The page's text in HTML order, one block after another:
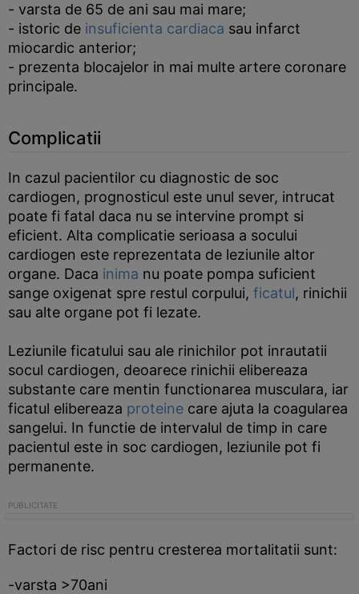
- varsta de 65 de ani sau mai mare;
- istoric de insuficienta cardiaca sau infarct
miocardic anterior;
- prezenta blocajelor in mai multe artere coronare
principale.
Complicatii
In cazul pacientilor cu diagnostic de soc
cardiogen, prognosticul este unul sever, intrucat
poate fi fatal daca nu se intervine prompt si
eficient. Alta complicatie serioasa a socului
cardiogen este reprezentata de leziunile altor
organe. Daca inima nu poate pompa suficient
sange oxigenat spre restul corpului, ficatul, rinichii
sau alte organe pot fi lezate.
Leziunile ficatului sau ale rinichilor pot inrautatii
socul cardiogen, deoarece rinichii elibereaza
substante care mentin functionarea musculara, iar
ficatul elibereaza proteine care ajuta la coagularea
sangelui. In functie de intervalul de timp in care
pacientul este in soc cardiogen, leziunile pot fi
permanente.
Factori de risc pentru cresterea mortalitatii sunt:
-varsta >70ani